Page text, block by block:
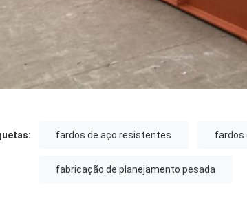
fardos de aço resistentes fardos
fabricação de planejamento pesada